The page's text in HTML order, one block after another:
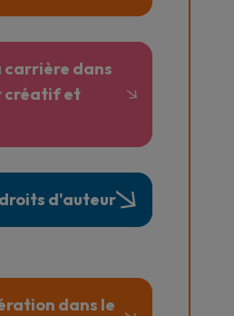
carrière dans
créatif et
d'auteur
dans le